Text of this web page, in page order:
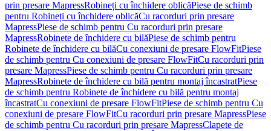
prin presare MapressRobineți cu închidere oblicăPiese de schimb
pentru Robineți cu închidere oblicăCu racorduri prin presare
MapressPiese de schimb pentru Cu racorduri prin presare
MapressRobinete de închidere cu bilăPiese de schimb pentru
Robinete de închidere cu bilăCu conexiuni de presare FlowFitPiese
de schimb pentru Cu conexiuni de presare FlowFitCu racorduri prin
presare MapressPiese de schimb pentru Cu racorduri prin presare
MapressRobinete de închidere cu bilă pentru montaj încastratPiese
de schimb pentru Robinete de închidere cu bilă pentru montaj
încastratCu conexiuni de presare FlowFitPiese de schimb pentru Cu
conexiuni de presare FlowFitCu racorduri prin presare MapressPiese
de schimb pentru Cu racorduri prin presare MapressClapete de